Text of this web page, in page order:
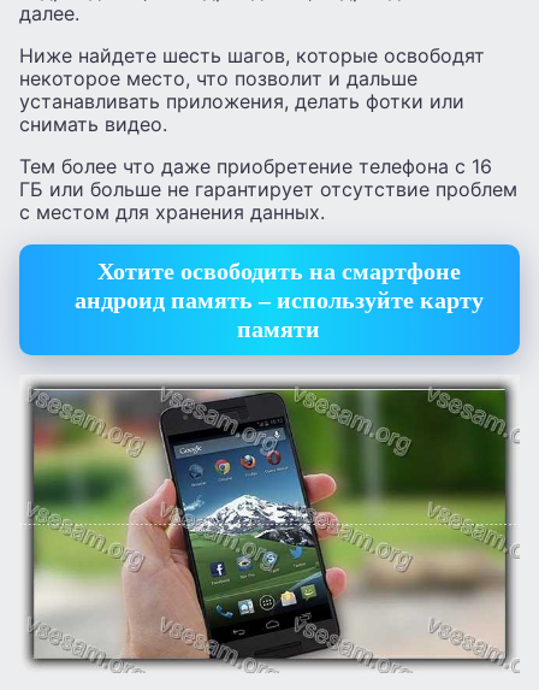
далее.
Ниже найдете шесть шагов, которые освободят
некоторое место, что позволит и дальше
устанавливать приложения, делать фотки или
снимать видео.
Тем более что даже приобретение телефона с 16
ГБ или больше не гарантирует отсутствие проблем
с местом для хранения данных.
Хотите освободить на смартфоне
андроид память – используйте карту
памяти